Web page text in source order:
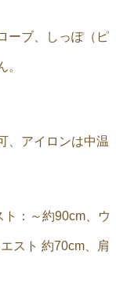
ーブ、しっぽ（ピ
、アイロンは中温
：～約90cm、ウ
スト 約70cm、肩